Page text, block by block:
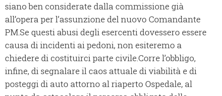
siano ben considerate dalla commissione già
all’opera per l’assunzione del nuovo Comandante
PM.Se questi abusi degli esercenti dovessero essere
causa di incidenti ai pedoni, non esiteremo a
chiedere di costituirci parte civile.Corre l’obbligo,
infine, di segnalare il caos attuale di viabilità e di
posteggi di auto attorno al riaperto Ospedale, al